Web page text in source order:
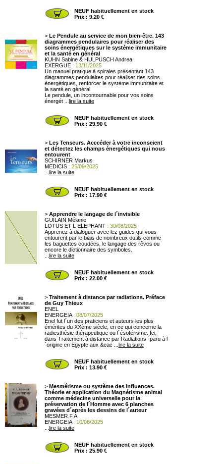
NEUF habituellement en stock
Prix : 9.20 €
> Le Pendule au service de mon bien-être. 143
diagrammes pendulaires pour réaliser des
soins énergétiques sur le système immunitaire
et la santé en général
KUHN Sabine & HULPUSCH Andrea
EXERGUE : 13/11/2025
Un manuel pratique à spirales présentant 143
diagrammes pendulaires pour réaliser des soins
énergétiques, renforcer le système immunitaire et
la santé en général.
Le pendule, un incontournable pour vos soins
énergét ... lire la suite
NEUF habituellement en stock
Prix : 29.90 €
> Les Tenseurs. Acccéder à votre inconscient
et détectez les champs énergétiques qui nous
entourent
SCHIRNER Markus
MEDICIS : 25/09/2025
lire la suite
NEUF habituellement en stock
Prix : 17.90 €
> Apprendre le langage de l´invisible
GUILAIN Mélanie
LOTUS ET L ELEPHANT : 30/08/2025
Apprenez à dialoguer avec lez guides qui vous
entourent par le biais de nombreux outils comme
les baguettes coudées, le langage des rêves ou
encore le dictionnaire des symboles.
lire la suite
NEUF habituellement en stock
Prix : 22.00 €
> Traitement à distance par radiations. Préface
de Guy Thieux
ENEL
ENERGEIA : 08/07/2025
Enel fut l´un des praticiens et auteurs les plus
émérites du XXème siècle, en ce qui concerne la
radiesthésie thérapeutique ou l´ésotérisme. Ici,
dans Traitement à distance par Radiations -paru à l
´origine en Egypte aux &eac ... lire la suite
NEUF habituellement en stock
Prix : 13.90 €
> Mesmérisme ou système des Influences.
Théorie et application du Magnétisme animal
comme médecine universelle pour la
préservation de l´Homme avec 6 planches
gravées d´après les dessins de l´auteur
MESMER F.A
ENERGEIA : 10/06/2025
lire la suite
NEUF habituellement en stock
Prix : 25.90 €